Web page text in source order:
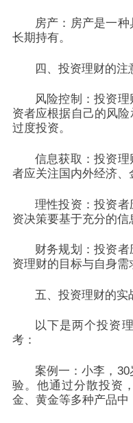
房产：房产是一
长期持有。
四、投资理财的注
风险控制：投资
资者应根据自己的风
过度投资。
信息获取：投资
者应关注国内外经济、
理性投资：投资
资决策要基于充分的信
财务规划：投资
资理财的目标与自身需
五、投资理财的实
以下是两个投资
考：
案例一：小李，
验。他通过分散投资
金、黄金等多种产品中